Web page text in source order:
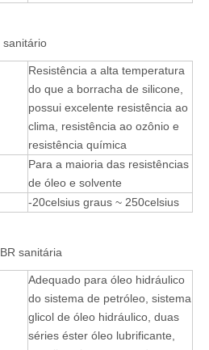
sanitário
Resistência a alta temperatura
do que a borracha de silicone,
possui excelente resistência ao
clima, resistência ao ozônio e
resistência química
Para a maioria das resistências
de óleo e solvente
-20celsius graus ~ 250celsius
sanitária
Adequado para óleo hidráulico
do sistema de petróleo, sistema
glicol de óleo hidráulico, duas
séries éster óleo lubrificante,